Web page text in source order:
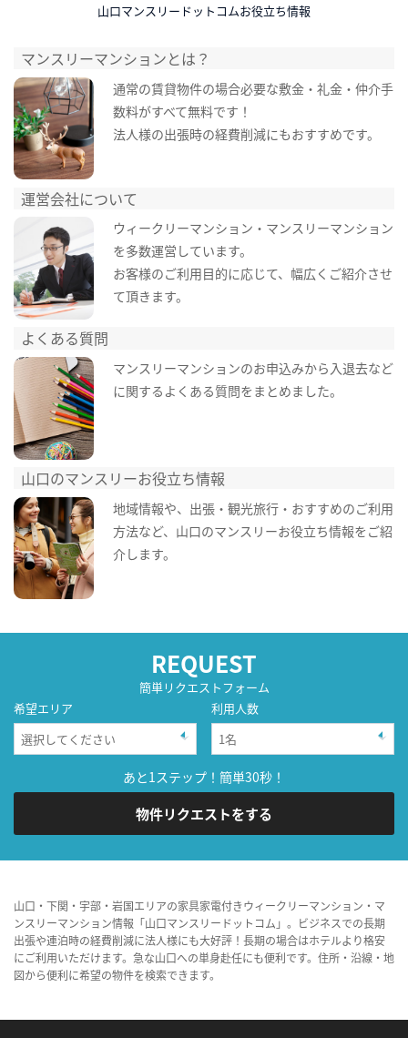
山口マンスリードットコムお役立ち情報
マンスリーマンションとは？
通常の賃貸物件の場合必要な敷金・礼金・仲介手
数料がすべて無料です！
法人様の出張時の経費削減にもおすすめです。
運営会社について
ウィークリーマンション・マンスリーマンション
を多数運営しています。
お客様のご利用目的に応じて、幅広くご紹介させ
て頂きます。
よくある質問
マンスリーマンションのお申込みから入退去など
に関するよくある質問をまとめました。
山口のマンスリーお役立ち情報
地域情報や、出張・観光旅行・おすすめのご利用
方法など、山口のマンスリーお役立ち情報をご紹
介します。
REQUEST
簡単リクエストフォーム
希望エリア
利用人数
あと1ステップ！簡単30秒！
物件リクエストをする
山口・下関・宇部・岩国エリアの家具家電付きウィークリーマンション・マ
ンスリーマンション情報「山口マンスリードットコム」。ビジネスでの長期
出張や連泊時の経費削減に法人様にも大好評！長期の場合はホテルより格安
にご利用いただけます。急な山口への単身赴任にも便利です。住所・沿線・地
図から便利に希望の物件を検索できます。